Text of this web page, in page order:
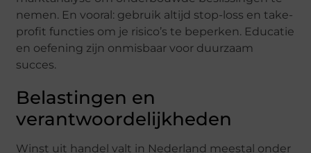
nemen. En vooral: gebruik altijd stop-loss en take-
profit functies om je risico’s te beperken. Educatie
en oefening zijn onmisbaar voor duurzaam
succes.
Belastingen en
verantwoordelijkheden
Winst uit handel valt in Nederland meestal onder